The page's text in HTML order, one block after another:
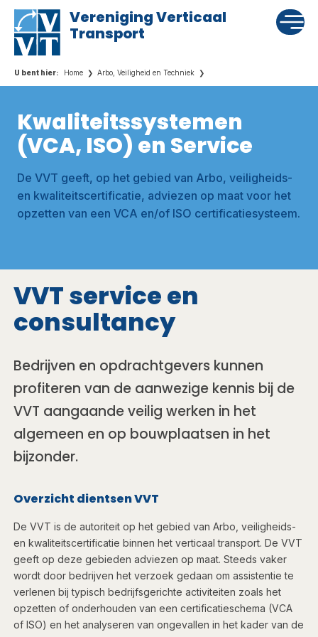
Vereniging Verticaal
Transport
Home Arbo, Veiligheid en Techniek
Kwaliteitssystemen
(VCA, ISO) en Service
De VVT geeft, op het gebied van Arbo, veiligheids-
en kwaliteitscertificatie, adviezen op maat voor het
opzetten van een VCA en/of ISO certificatiesysteem.
VVT service en
consultancy
Bedrijven en opdrachtgevers kunnen
profiteren van de aanwezige kennis bij de
VVT aangaande veilig werken in het
algemeen en op bouwplaatsen in het
bijzonder.
Overzicht dientsen VVT
De VVT is de autoriteit op het gebied van Arbo, veiligheids-
en kwaliteitscertificatie binnen het verticaal transport. De VVT
geeft op deze gebieden adviezen op maat. Steeds vaker
wordt door bedrijven het verzoek gedaan om assistentie te
verlenen bij typisch bedrijfsgerichte activiteiten zoals het
opzetten of onderhouden van een certificatieschema (VCA
of ISO) en het analyseren van ongevallen in het kader van de